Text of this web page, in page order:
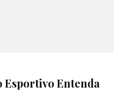
Esportivo Entenda